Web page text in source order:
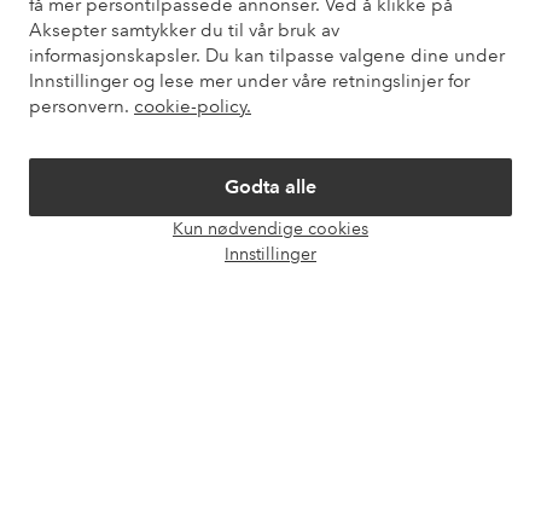
få mer persontilpassede annonser. Ved å klikke på
Aksepter samtykker du til vår bruk av
informasjonskapsler. Du kan tilpasse valgene dine under
Innstillinger og lese mer under våre retningslinjer for
personvern. cookie-policy.
Godta alle
Kun nødvendige cookies
Innstillinger
Mine sider